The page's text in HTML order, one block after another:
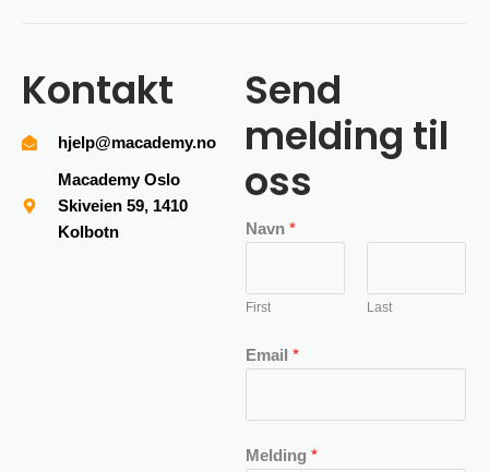
Kontakt
hjelp@macademy.no
Macademy Oslo
Skiveien 59, 1410
Kolbotn
Send
melding til
oss
Navn *
First Last
Email *
Melding *